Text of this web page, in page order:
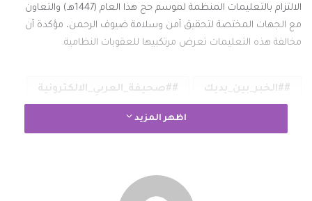
الالتزام بالتعليمات المنظمة لموسم حج هذا العام (1447هـ) والتعاون
مع الجهات المختصة لتحقيق أمن وسلامة ضيوف الرحمن، مؤكدة أن
مخالفة هذه التعليمات تعرض مرتكبيها للعقوبات النظامية.
#الخبر_بين_يديك #صحيفة_العربي_الالكترونية
اظهر المزيد